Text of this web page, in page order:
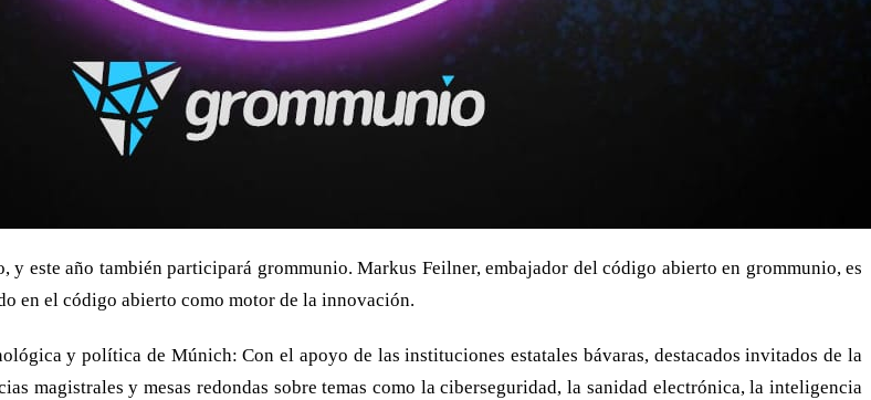
este año también participará grommunio. Markus Feilner, embajador del código abierto en grommunio, es
en el código abierto como motor de la innovación.
y política de Múnich: Con el apoyo de las instituciones estatales bávaras, destacados invitados de la
magistrales y mesas redondas sobre temas como la ciberseguridad, la sanidad electrónica, la inteligencia